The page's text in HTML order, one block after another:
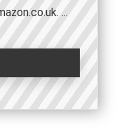
...